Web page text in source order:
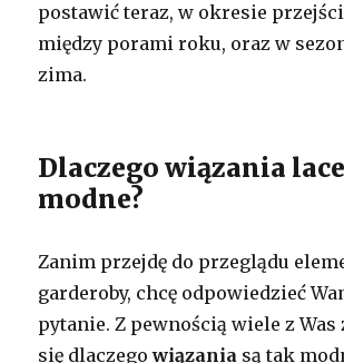
postawić teraz, w okresie
między porami roku, oraz w
zima.
Dlaczego wiązania
modne?
Zanim przejdę do przeglądu
garderoby, chcę odpowiedzieć
pytanie. Z pewnością wiele z Was
się dlaczegowiązania są tak